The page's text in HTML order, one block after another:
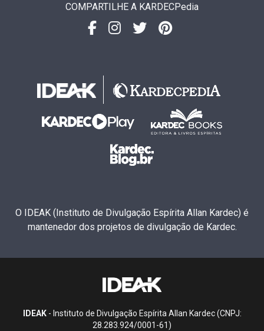
COMPARTILHE A KARDECPedia
O IDEAK (Instituto de Divulgação Espírita Allan Kardec) é
mantenedor dos projetos de divulgação de Kardec.
IDEAK- Instituto de Divulgação Espírita Allan Kardec (CNPJ:
28.283.924/0001-61)